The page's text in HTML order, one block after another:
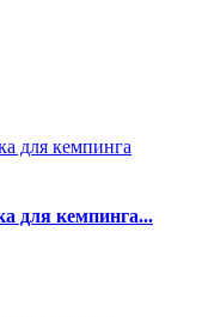
для кемпинга...